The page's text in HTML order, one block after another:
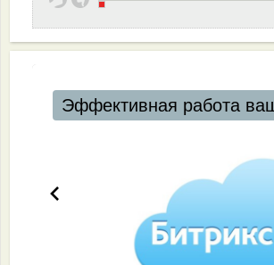
Эффективная работа